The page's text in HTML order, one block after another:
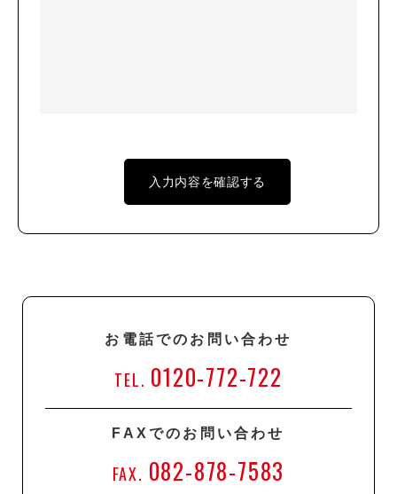
お電話でのお問い合わせ
TEL. 0120-772-722
FAXでのお問い合わせ
FAX. 082-878-7583